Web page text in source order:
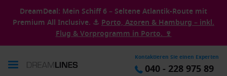
DreamDeal: Mein Schiff 6 – Seltene Atlantik-Route mit
Premium All Inclusive. ⚓ Porto, Azoren & Hamburg – inkl.
Flug & Vorprogramm in Porto. 🍷
Kontaktieren Sie einen Experten
040 - 228 975 89